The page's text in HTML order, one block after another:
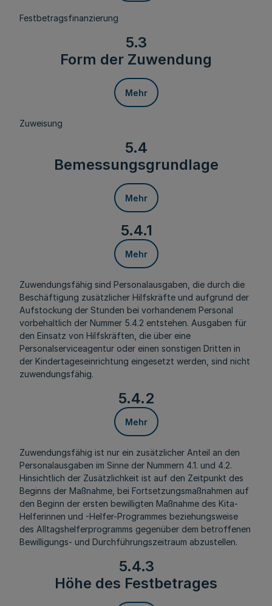
Festbetragsfinanzierung
5.3
Form der Zuwendung
Mehr
Zuweisung
5.4
Bemessungsgrundlage
Mehr
5.4.1
Mehr
Zuwendungsfähig sind Personalausgaben, die durch die
Beschäftigung zusätzlicher Hilfskräfte und aufgrund der
Aufstockung der Stunden bei vorhandenem Personal
vorbehaltlich der Nummer 5.4.2 entstehen. Ausgaben für
den Einsatz von Hilfskräften, die über eine
Personalserviceagentur oder einen sonstigen Dritten in
der Kindertageseinrichtung eingesetzt werden, sind nicht
zuwendungsfähig.
5.4.2
Mehr
Zuwendungsfähig ist nur ein zusätzlicher Anteil an den
Personalausgaben im Sinne der Nummern 4.1. und 4.2.
Hinsichtlich der Zusätzlichkeit ist auf den Zeitpunkt des
Beginns der Maßnahme, bei Fortsetzungsmaßnahmen auf
den Beginn der ersten bewilligten Maßnahme des Kita-
Helferinnen und -Helfer-Programmes beziehungsweise
des Alltagshelferprogramms gegenüber dem betroffenen
Bewilligungs- und Durchführungszeitraum abzustellen.
5.4.3
Höhe des Festbetrages